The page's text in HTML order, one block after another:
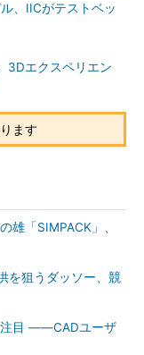
、IICがテストベッ
3Dエクスペリエン
ます
雄「SIMPACK」、
を狙うダッソー、競
注目 ――CADユーザ